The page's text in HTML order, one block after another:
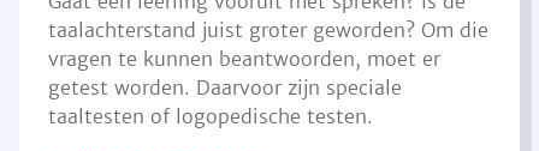
taalachterstand juist groter geworden? Om die
vragen te kunnen beantwoorden, moet er
getest worden. Daarvoor zijn speciale
taaltesten of logopedische testen.